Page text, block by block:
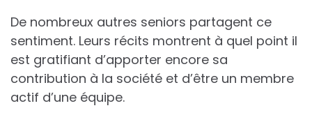
De nombreux autres seniors partagent ce
sentiment. Leurs récits montrent à quel point il
est gratifiant d’apporter encore sa
contribution à la société et d’être un membre
actif d’une équipe.